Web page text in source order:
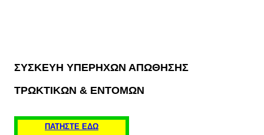
ΣΥΣΚΕΥΗ ΥΠΕΡΗΧΩΝ ΑΠΩΘΗΣΗΣ
ΤΡΩΚΤΙΚΩΝ & ΕΝΤΟΜΩΝ
ΠΑΤΗΣΤΕ ΕΔΩ